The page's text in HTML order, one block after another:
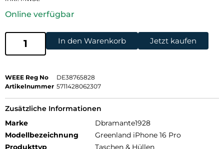
Online verfügbar
In den Warenkorb Jetzt kaufen
WEEE Reg No
DE38765828
Artikelnummer 5711428062307
Zusätzliche Informationen
Marke
Dbramante1928
Modellbezeichnung
Greenland iPhone 16 Pro
Produkttyp
Taschen & Hüllen